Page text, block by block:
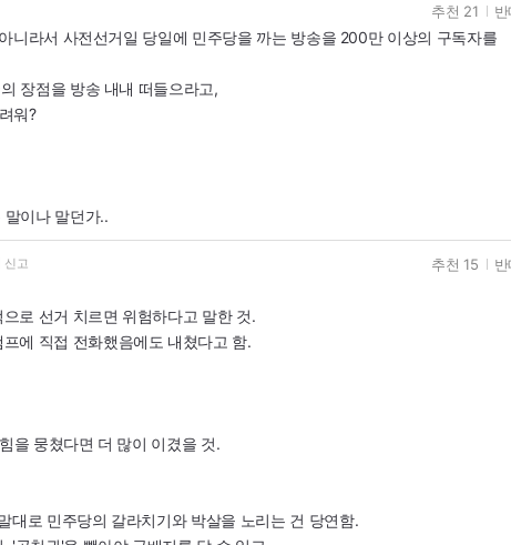
니라서 사전선거일 당일에 민주당을 까는 방송을 200만 이상의 구독자를
장점을 방송 내내 떠들으라고,
워?
이나 말던가..
추천 21
신고
로 선거 치르면 위험하다고 말한 것.
에 직접 전화했음에도 내쳤다고 함.
을 뭉쳤다면 더 많이 이겼을 것.
대로 민주당의 갈라치기와 박살을 노리는 건 당연함.
추천 15